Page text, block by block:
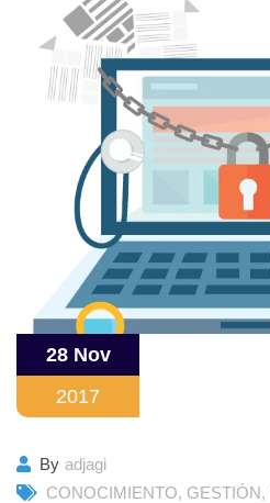
28 Nov
2017
By adjagi
CONOCIMIENTO, GESTIÓN,